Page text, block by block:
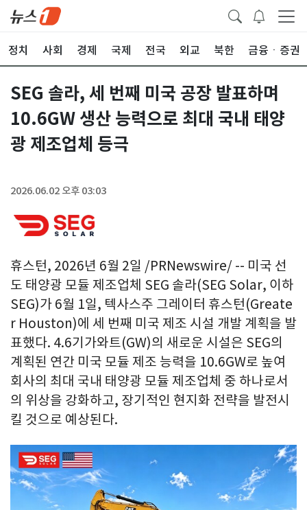
정치 사회 경제 국제 전국 외교 북한 금융ㆍ증권
SEG 솔라, 세 번째 미국 공장 발표하며
10.6GW 생산 능력으로 최대 국내 태양
광 제조업체 등극
2026.06.02 오후 03:03
휴스턴, 2026년 6월 2일 /PRNewswire/ -- 미국 선
도 태양광 모듈 제조업체 SEG 솔라(SEG Solar, 이하
SEG)가 6월 1일, 텍사스주 그레이터 휴스턴(Greate
r Houston)에 세 번째 미국 제조 시설 개발 계획을 발
표했다. 4.6기가와트(GW)의 새로운 시설은 SEG의
계획된 연간 미국 모듈 제조 능력을 10.6GW로 높여
회사의 최대 국내 태양광 모듈 제조업체 중 하나로서
의 위상을 강화하고, 장기적인 현지화 전략을 발전시
킬 것으로 예상된다.